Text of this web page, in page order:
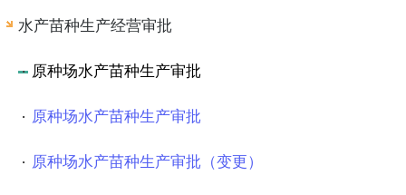
水产苗种生产经营审批
原种场水产苗种生产审批
原种场水产苗种生产审批
原种场水产苗种生产审批（变更）